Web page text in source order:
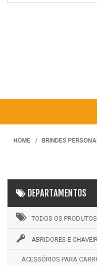
HOME BRINDES
DEPARTAMENTOS
TODOS OS PRODUTOS
ABRIDORES E
ACESSÓRIOS PARA